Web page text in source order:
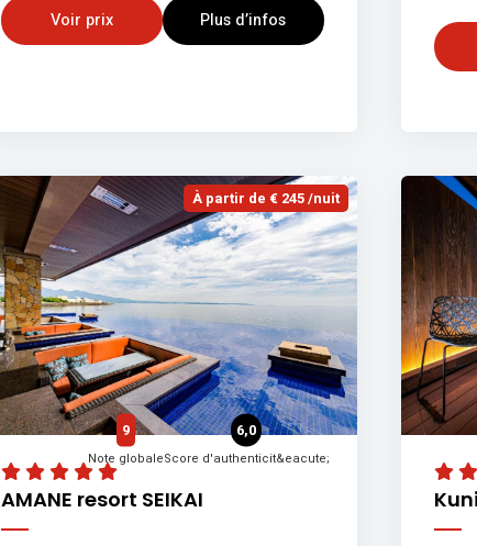
Voir prix Plus d’infos
À partir de € 245 /nuit
AMANE resort SEIKAI
9
Note globale
6,0
Score d'authenticit&eacute;